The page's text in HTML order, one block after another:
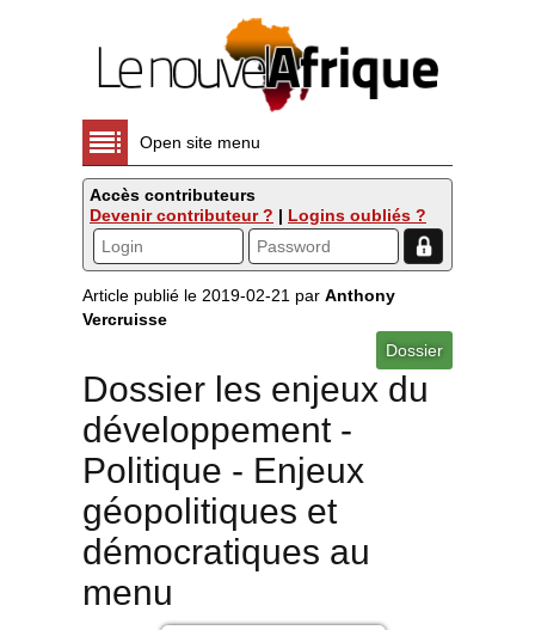
Open site menu
Accès contributeurs
Devenir contributeur ? | Logins oubliés ?
Article publié le 2019-02-21 par Anthony
Vercruisse
Dossier
Dossier les enjeux du
développement -
Politique - Enjeux
géopolitiques et
démocratiques au
menu